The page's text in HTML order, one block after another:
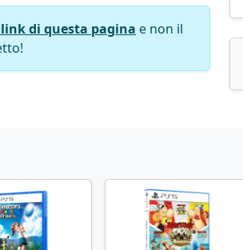
di questa pagina e non il